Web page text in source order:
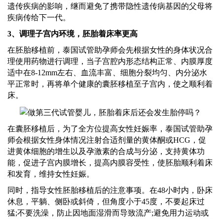
遗传疾病的影响，继而避免了携带隐性遗传病基因的父母将
疾病传给下一代。
3、调理子宫内环境，胚胎着床率更高
在胚胎移植前， 泰国试管助孕师会先根据女性的身体状况合
理使用药物进行调理，当子宫腔内形态结构正常、内膜厚度
适中在8-12mm左右、血流丰富、细胞分裂均匀、内分泌水
平正常时，再将单个健康的囊胚移植至子宫内，使之顺利着
床。
在囊胚移植后，为了全方位提高女性妊娠率， 泰国试管助孕
师会根据女性身体情况注射合适剂量的黄体酮或HCG，促
进黄体细胞的增生以及孕激素的合成与分泌，支持黄体功
能，促进子宫内膜增长，提高内膜容受性，使胚胎顺利着床
和发育，维持女性妊娠。
同时，指导女性胚胎移植后的注意事项。在48小时内，卧床
休息，平躺、侧卧或斜倚，但角度小于45度，不要起床过
猛;不要洗澡，防止因地面湿滑而导致流产;避免用力运动或